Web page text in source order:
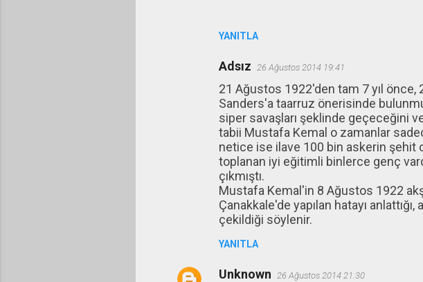
YANITLA
Adsız 26 Ağustos 2014 19:41
21 Ağustos 1922'den tam 7 yıl
Sanders'a taarruz önerisinde
siper savaşları şeklinde geçeceğini
tabii Mustafa Kemal o zamanlar
netice ise ilave 100 bin askerin şehit
toplanan iyi eğitimli binlerce genç
çıkmıştı.
Mustafa Kemal'in 8 Ağustos 1922
Çanakkale'de yapılan hatayı
çekildiği söylenir.
YANITLA
Unknown 26 Ağustos 2014 21:30